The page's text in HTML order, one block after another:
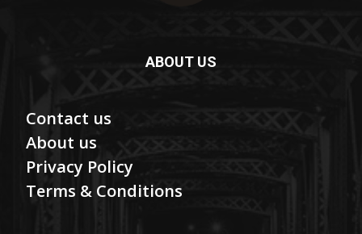
ABOUT US
Contact us
About us
Privacy Policy
Terms & Conditions